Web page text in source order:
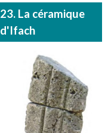
23. La céramique
d'Ifach